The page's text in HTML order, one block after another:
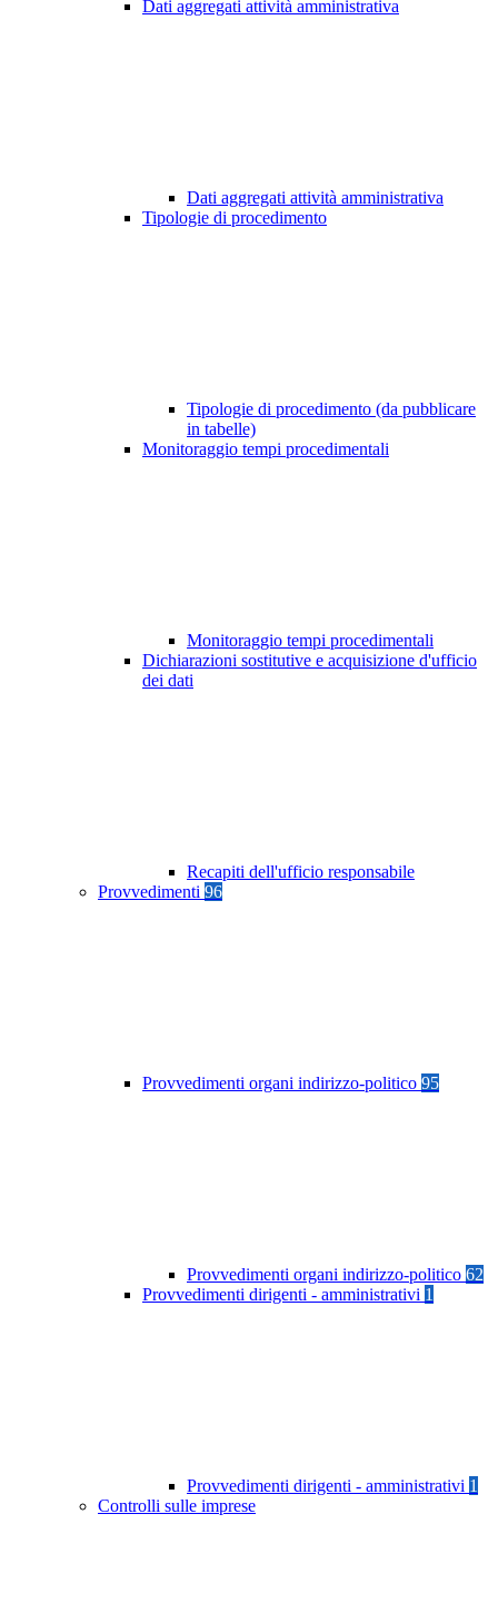
Dati aggregati attività amministrativa
Dati aggregati attività amministrativa
Tipologie di procedimento
Tipologie di procedimento (da pubblicare
in tabelle)
Monitoraggio tempi procedimentali
Monitoraggio tempi procedimentali
Dichiarazioni sostitutive e acquisizione d'ufficio
dei dati
Recapiti dell'ufficio responsabile
Provvedimenti 96
Provvedimenti organi indirizzo-politico 95
Provvedimenti organi indirizzo-politico 62
Provvedimenti dirigenti - amministrativi 1
Provvedimenti dirigenti - amministrativi 1
Controlli sulle imprese